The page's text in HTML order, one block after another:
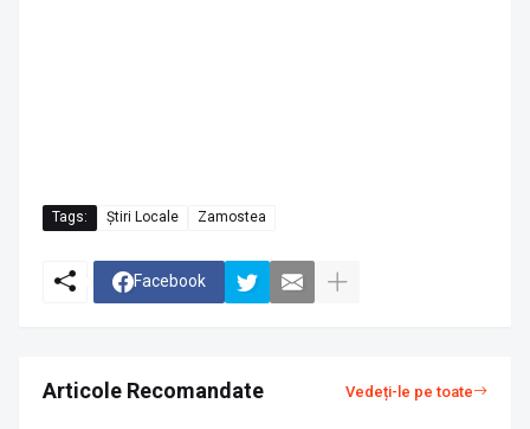
Tags: Știri Locale Zamostea
Facebook
Articole Recomandate Vedeți-le pe toate